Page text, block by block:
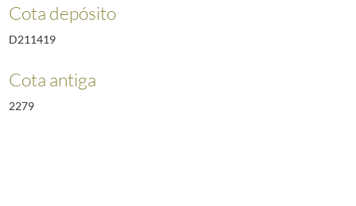
Cota depósito
D211419
Cota antiga
2279